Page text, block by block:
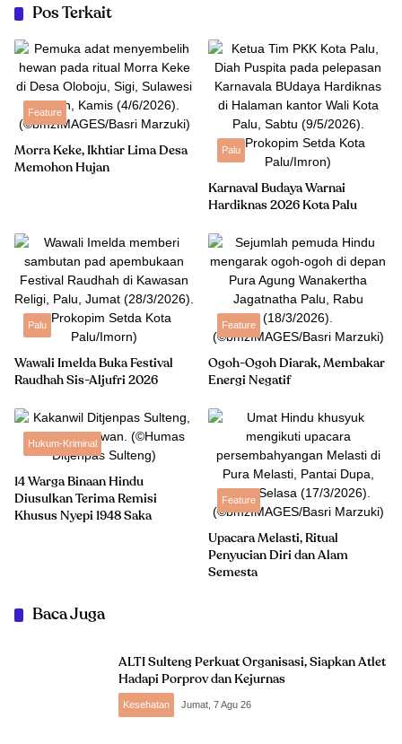
Pos Terkait
Feature
Morra Keke, Ikhtiar Lima Desa
Memohon Hujan
Palu
Karnaval Budaya Warnai
Hardiknas 2026 Kota Palu
Palu
Wawali Imelda Buka Festival
Raudhah Sis-Aljufri 2026
Feature
Ogoh-Ogoh Diarak, Membakar
Energi Negatif
Hukum-Kriminal
14 Warga Binaan Hindu
Diusulkan Terima Remisi
Khusus Nyepi 1948 Saka
Feature
Upacara Melasti, Ritual
Penyucian Diri dan Alam
Semesta
Baca Juga
ALTI Sulteng Perkuat Organisasi, Siapkan Atlet
Hadapi Porprov dan Kejurnas
Kesehatan Jumat, 7 Agu 26